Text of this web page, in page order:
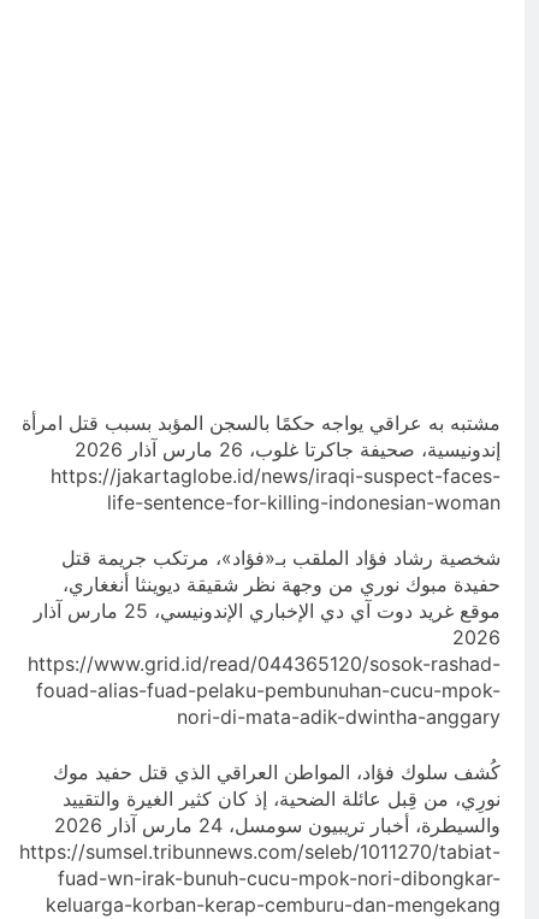
مشتبه به عراقي يواجه حكمًا بالسجن المؤبد بسبب قتل امرأة
إندونيسية، صحيفة جاكرتا غلوب، 26 مارس آذار 2026
https://jakartaglobe.id/news/iraqi-suspect-faces-
life-sentence-for-killing-indonesian-woman
شخصية رشاد فؤاد الملقب بـ«فؤاد»، مرتكب جريمة قتل
حفيدة مبوك نوري من وجهة نظر شقيقة ديوينثا أنغغاري،
موقع غريد دوت آي دي الإخباري الإندونيسي، 25 مارس آذار
2026
https://www.grid.id/read/044365120/sosok-rashad-
fouad-alias-fuad-pelaku-pembunuhan-cucu-mpok-
nori-di-mata-adik-dwintha-anggary
كُشف سلوك فؤاد، المواطن العراقي الذي قتل حفيد موك
نورِي، من قِبل عائلة الضحية، إذ كان كثير الغيرة والتقييد
والسيطرة، أخبار تريبيون سومسل، 24 مارس آذار 2026
https://sumsel.tribunnews.com/seleb/1011270/tabiat-
fuad-wn-irak-bunuh-cucu-mpok-nori-dibongkar-
keluarga-korban-kerap-cemburu-dan-mengekang